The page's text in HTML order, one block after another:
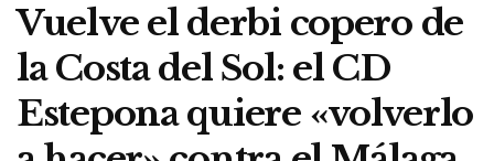
Vuelve el derbi copero de
la Costa del Sol: el CD
Estepona quiere «volverlo